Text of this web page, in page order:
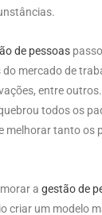
de pessoas
mercado de
entre
todos os
melhorar tanto os
a gestão de
criar um modelo